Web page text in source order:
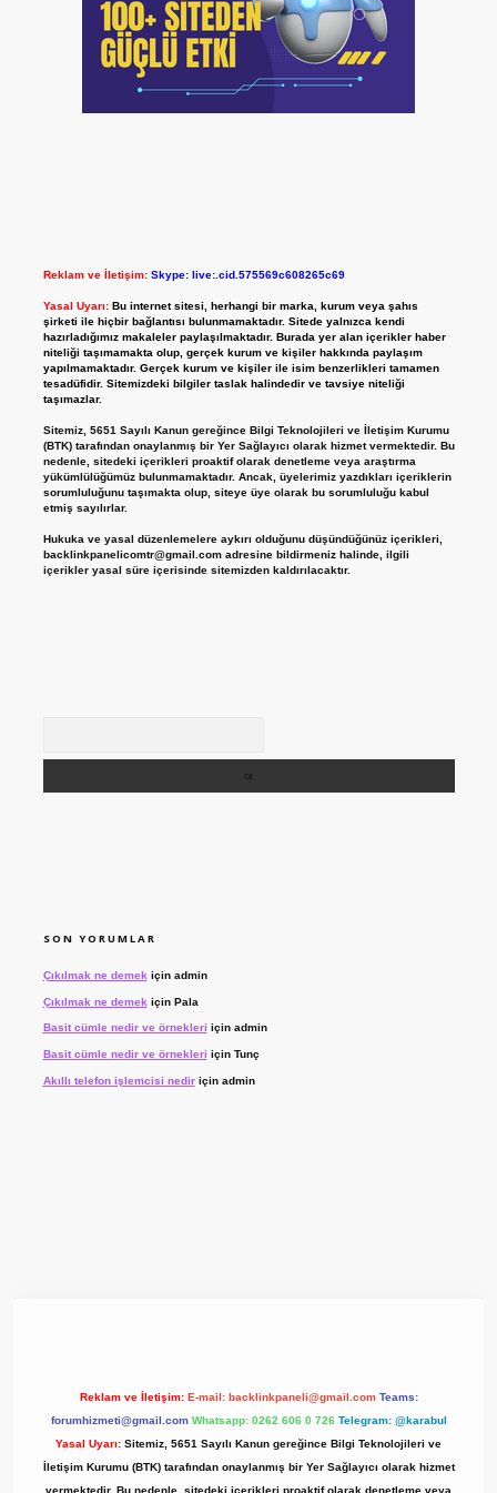
Reklam ve İletişim: Skype: live:.cid.575569c608265c69
Yasal Uyarı: Bu internet sitesi, herhangi bir marka, kurum veya şahıs
şirketi ile hiçbir bağlantısı bulunmamaktadır. Sitede yalnızca kendi
hazırladığımız makaleler paylaşılmaktadır. Burada yer alan içerikler haber
niteliği taşımamakta olup, gerçek kurum ve kişiler hakkında paylaşım
yapılmamaktadır. Gerçek kurum ve kişiler ile isim benzerlikleri tamamen
tesadüfidir. Sitemizdeki bilgiler taslak halindedir ve tavsiye niteliği
taşımazlar.
Sitemiz, 5651 Sayılı Kanun gereğince Bilgi Teknolojileri ve İletişim Kurumu
(BTK) tarafından onaylanmış bir Yer Sağlayıcı olarak hizmet vermektedir. Bu
nedenle, sitedeki içerikleri proaktif olarak denetleme veya araştırma
yükümlülüğümüz bulunmamaktadır. Ancak, üyelerimiz yazdıkları içeriklerin
sorumluluğunu taşımakta olup, siteye üye olarak bu sorumluluğu kabul
etmiş sayılırlar.
Hukuka ve yasal düzenlemelere aykırı olduğunu düşündüğünüz içerikleri,
backlinkpanelicomtr@gmail.comadresine bildirmeniz halinde, ilgili
içerikler yasal süre içerisinde sitemizden kaldırılacaktır.
SON YORUMLAR
Çıkılmak ne demek için admin
Çıkılmak ne demek için Pala
Basit cümle nedir ve örnekleri için admin
Basit cümle nedir ve örnekleri için Tunç
Akıllı telefon işlemcisi nediriçin admin
Reklam ve İletişim: E-mail: backlinkpaneli@gmail.com Teams:
forumhizmeti@gmail.com Whatsapp: 0262 606 0 726 Telegram: @karabul
Yasal Uyarı: Sitemiz, 5651 Sayılı Kanun gereğince Bilgi Teknolojileri ve
İletişim Kurumu (BTK) tarafından onaylanmış bir Yer Sağlayıcı olarak hizmet
vermektedir. Bu nedenle, sitedeki içerikleri proaktif olarak denetleme veya